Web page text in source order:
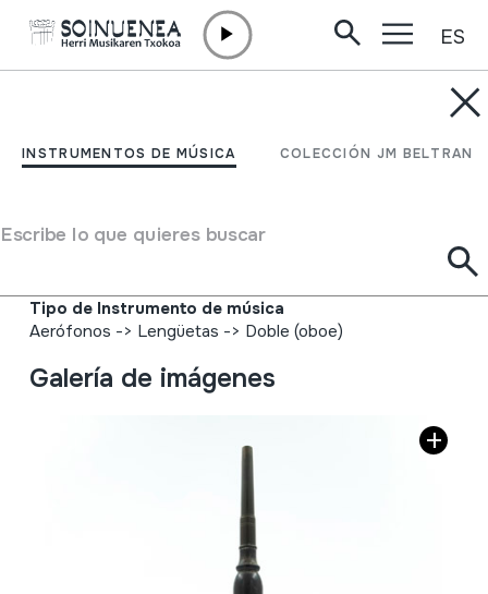
INSTRUMENTOS DE MÚSICA COLECCIÓN JM BELTRAN
Escribe lo que quieres buscar
ES
PRACTICE CHANTERS;
chanters
Tipo de Instrumento de música
Aerófonos -> Lengüetas -> Doble (oboe)
Galería de imágenes